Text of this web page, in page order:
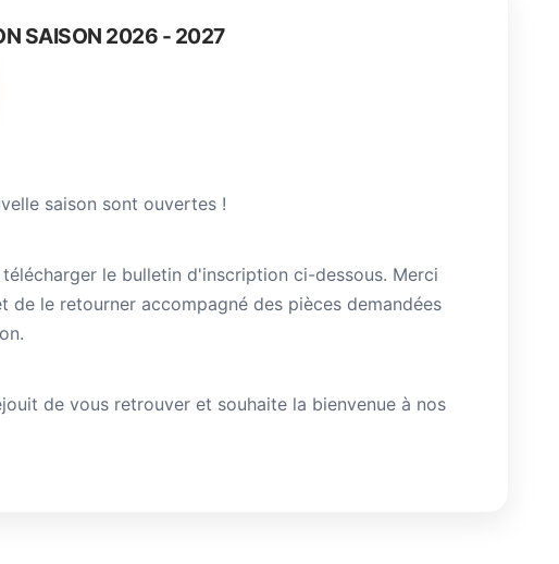
SAISON 2026 - 2027
saison sont ouvertes !
le bulletin d'inscription ci-dessous. Merci
de le retourner accompagné des pièces demandées
de vous retrouver et souhaite la bienvenue à nos